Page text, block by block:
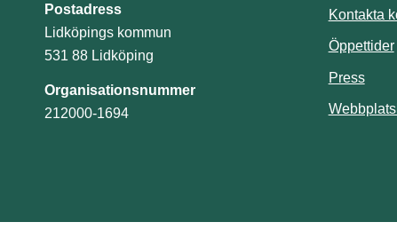
Postadress
Lidköpings kommun
531 88 Lidköping
Organisationsnummer
212000-1694
Kontakta
Öppettider
Press